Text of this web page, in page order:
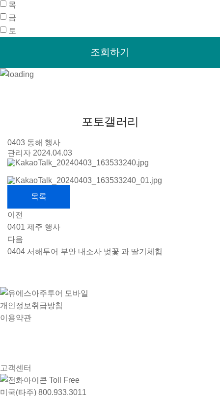
목
금
토
포토갤러리
0403 동해 행사
관리자 2024.04.03
목록
이전
0401 제주 행사
다음
0404 서해투어 부안 내소사 벚꽃 과 딸기체험
개인정보취급방침
이용약관
고객센터
Toll Free
미국(타주) 800.933.3011